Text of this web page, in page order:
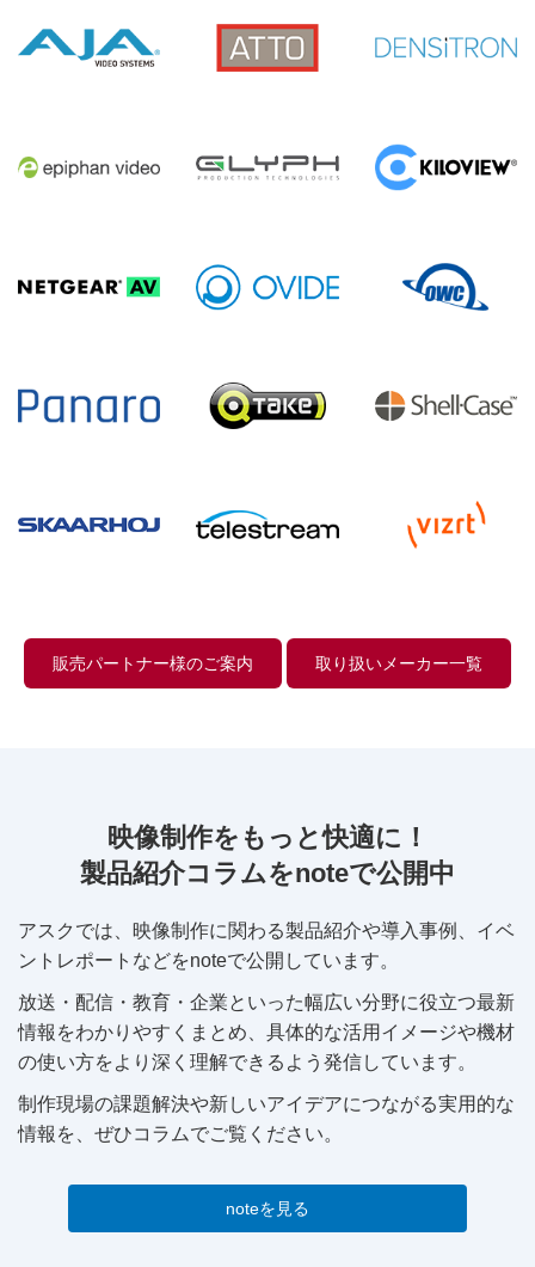
販売パートナー様のご案内 取り扱いメーカー一覧
映像制作をもっと快適に！
製品紹介コラムをnoteで公開中
アスクでは、映像制作に関わる製品紹介や導入事例、イベ
ントレポートなどをnoteで公開しています。
放送・配信・教育・企業といった幅広い分野に役立つ最新
情報をわかりやすくまとめ、具体的な活用イメージや機材
の使い方をより深く理解できるよう発信しています。
制作現場の課題解決や新しいアイデアにつながる実用的な
情報を、ぜひコラムでご覧ください。
noteを見る